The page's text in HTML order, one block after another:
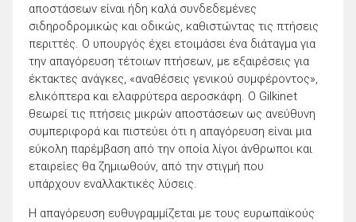
αποστάσεων είναι ήδη καλά συνδεδεμένες
σιδηροδρομικώς και οδικώς, καθιστώντας τις πτήσεις
περιττές. Ο υπουργός έχει ετοιμάσει ένα διάταγμα για
την απαγόρευση τέτοιων πτήσεων, με εξαιρέσεις για
έκτακτες ανάγκες, «αναθέσεις γενικού συμφέροντος»,
ελικόπτερα και ελαφρύτερα αεροσκάφη. Ο Gilkinet
θεωρεί τις πτήσεις μικρών αποστάσεων ως ανεύθυνη
συμπεριφορά και πιστεύει ότι η απαγόρευση είναι μια
εύκολη παρέμβαση από την οποία λίγοι άνθρωποι και
εταιρείες θα ζημιωθούν, από την στιγμή που
υπάρχουν εναλλακτικές λύσεις.
Η απαγόρευση ευθυγραμμίζεται με τους ευρωπαϊκούς